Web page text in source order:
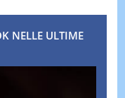
NELLE ULTIME